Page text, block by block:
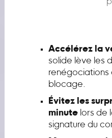
Accélérez la
solide lève les
renégociations
blocage.
Évitez les
minutelors de
signature du